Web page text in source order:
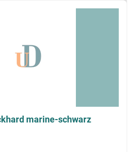
marine-schwarz